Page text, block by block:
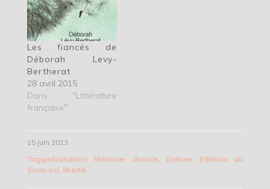
Les fiancés de
Déborah Levy-
Bertherat
28 avril 2015
Dans "Littérature
française"
15 juin 2023
Taggedcondition féminine, divorce, Ecriture
Editions du
Sous-sol, liberté